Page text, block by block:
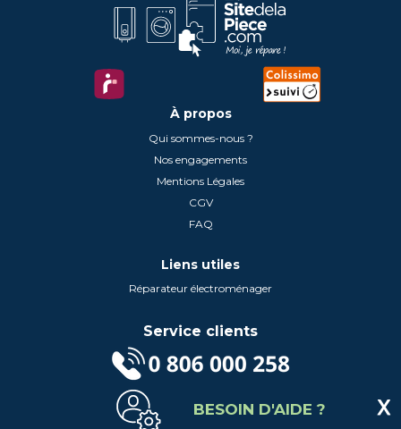
À propos
Qui sommes-nous ?
Nos engagements
Mentions Légales
CGV
FAQ
Liens utiles
Réparateur électroménager
Service clients
(Service gratuit + prix d'un appel local)
Lundi au Vendredi de 9h à 18h
BESOIN D'AIDE ?